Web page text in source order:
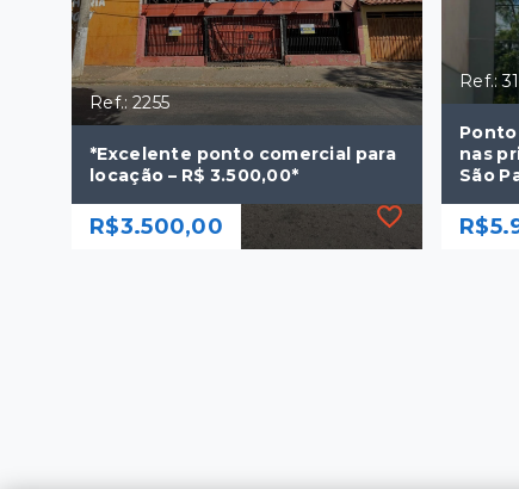
Ref.: 2255
*Excelente ponto comercial para
locação – R$ 3.500,00*
R$3.500,00
Ref.:
nas
São